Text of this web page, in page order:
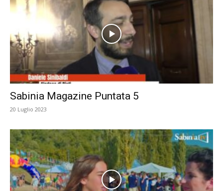
Sabinia Magazine Puntata 5
20 Luglio 2023